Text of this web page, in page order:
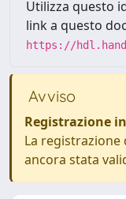
Utilizza questo
link a questo
https://
Avviso
Registrazione
La
ancora stata